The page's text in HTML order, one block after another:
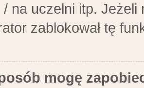
na uczelni itp.
zablokował tę
mogę